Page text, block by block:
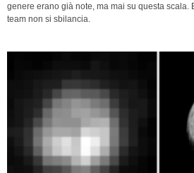
genere erano già note, ma mai su questa scala.
team non si sbilancia.